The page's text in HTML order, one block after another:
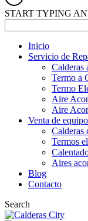
START TYPING
Inicio
Servicio de
Calderas
Termo a
Termo
Aire
Aire
Venta de
Calderas
Termos
Aires
Blog
Contacto
Search